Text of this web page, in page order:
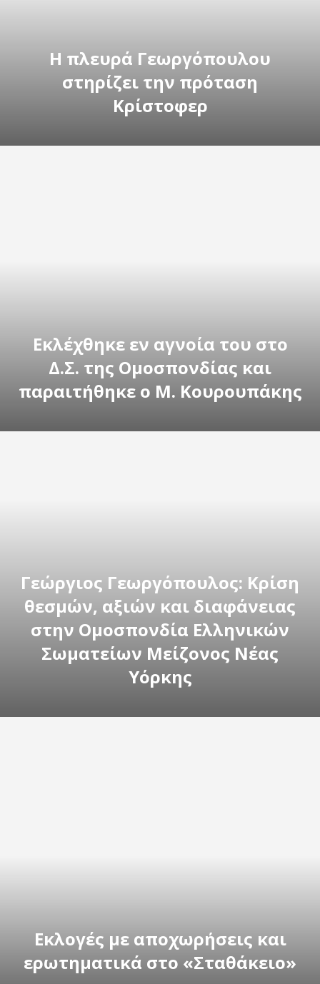
Η πλευρά Γεωργόπουλου
στηρίζει την πρόταση
Κρίστοφερ
Εκλέχθηκε εν αγνοία του στο
Δ.Σ. της Ομοσπονδίας και
παραιτήθηκε ο Μ. Κουρουπάκης
Γεώργιος Γεωργόπουλος: Κρίση
θεσμών, αξιών και διαφάνειας
στην Ομοσπονδία Ελληνικών
Σωματείων Μείζονος Νέας
Υόρκης
Εκλογές με αποχωρήσεις και
ερωτηματικά στο «Σταθάκειο»